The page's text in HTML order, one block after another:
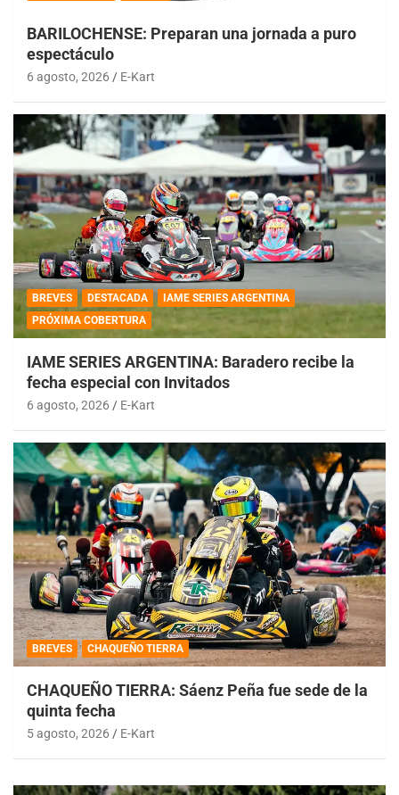
BARILOCHENSE: Preparan una jornada a puro
espectáculo
6 agosto, 2026 E-Kart
BREVES DESTACADA
IAME SERIES ARGENTINA
PRÓXIMA COBERTURA
IAME SERIES ARGENTINA: Baradero recibe la
fecha especial con Invitados
6 agosto, 2026 E-Kart
BREVES CHAQUEÑO TIERRA
CHAQUEÑO TIERRA: Sáenz Peña fue sede de la
quinta fecha
5 agosto, 2026 E-Kart